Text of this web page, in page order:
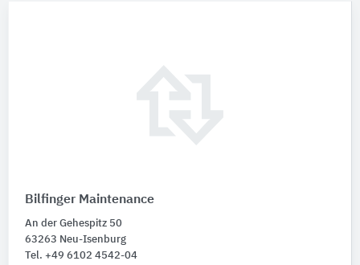
Bilfinger Maintenance
An der Gehespitz 50
63263 Neu-Isenburg
Tel. +49 6102 4542-04